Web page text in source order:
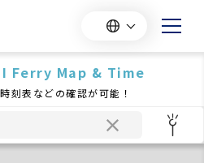
Ferry Map & Time
刻表などの確認が可能！